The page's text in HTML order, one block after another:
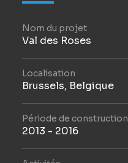
Nom du projet
Val des Roses
Localisation
Brussels, Belgique
Période de construction
2013 - 2016